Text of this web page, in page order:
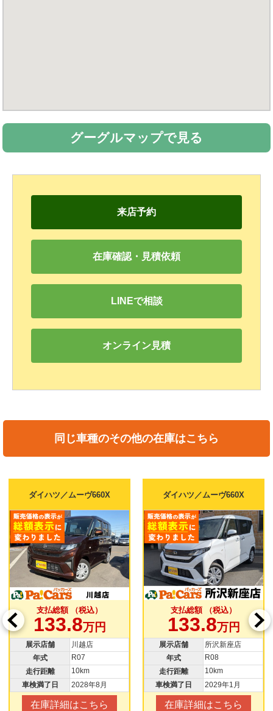
グーグルマップで見る
来店予約
在庫確認・見積依頼
LINEで相談
オンライン見積
同じ車種のその他の在庫はこちら
ダイハツ／ムーヴ660X
支払総額 （税込）
133.8万円
展示店舗
川越店
年式
R07
走行距離
10km
車検満了日
2028年8月
在庫詳細はこちら
ダイハツ／ムーヴ660X
支払総額 （税込）
133.8万円
展示店舗
所沢新座店
年式
R08
走行距離
10km
車検満了日
2029年1月
在庫詳細はこちら